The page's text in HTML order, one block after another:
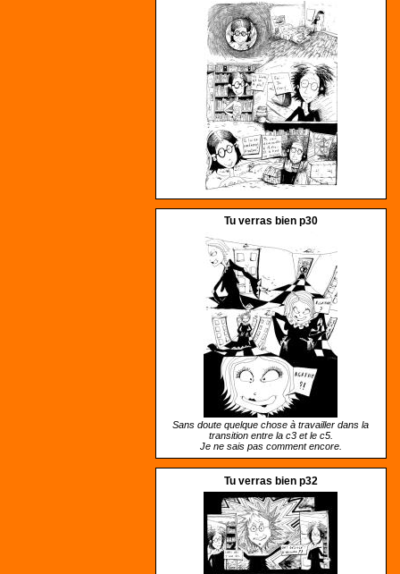
Tu verras bien p30
Sans doute quelque chose à travailler dans la
transition entre la c3 et le c5.
Je ne sais pas comment encore.
Tu verras bien p32